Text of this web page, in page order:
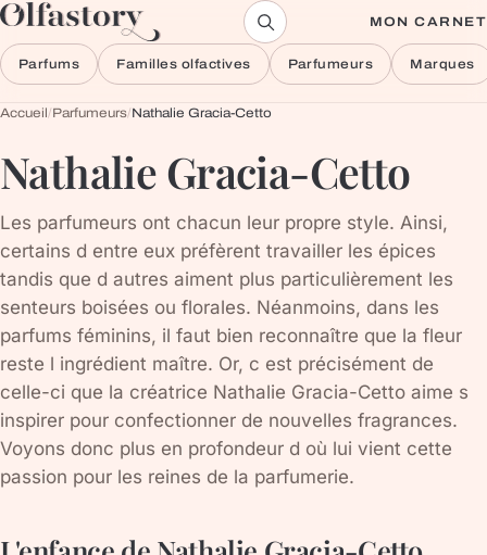
Aller au contenu MON CARNET
Parfums Familles olfactives Parfumeurs Marques
Accueil/Parfumeurs/Nathalie Gracia-Cetto
Nathalie Gracia-Cetto
Les parfumeurs ont chacun leur propre style. Ainsi,
certains d entre eux préfèrent travailler les épices
tandis que d autres aiment plus particulièrement les
senteurs boisées ou florales. Néanmoins, dans les
parfums féminins, il faut bien reconnaître que la fleur
reste l ingrédient maître. Or, c est précisément de
celle-ci que la créatrice Nathalie Gracia-Cetto aime s
inspirer pour confectionner de nouvelles fragrances.
Voyons donc plus en profondeur d où lui vient cette
passion pour les reines de la parfumerie.